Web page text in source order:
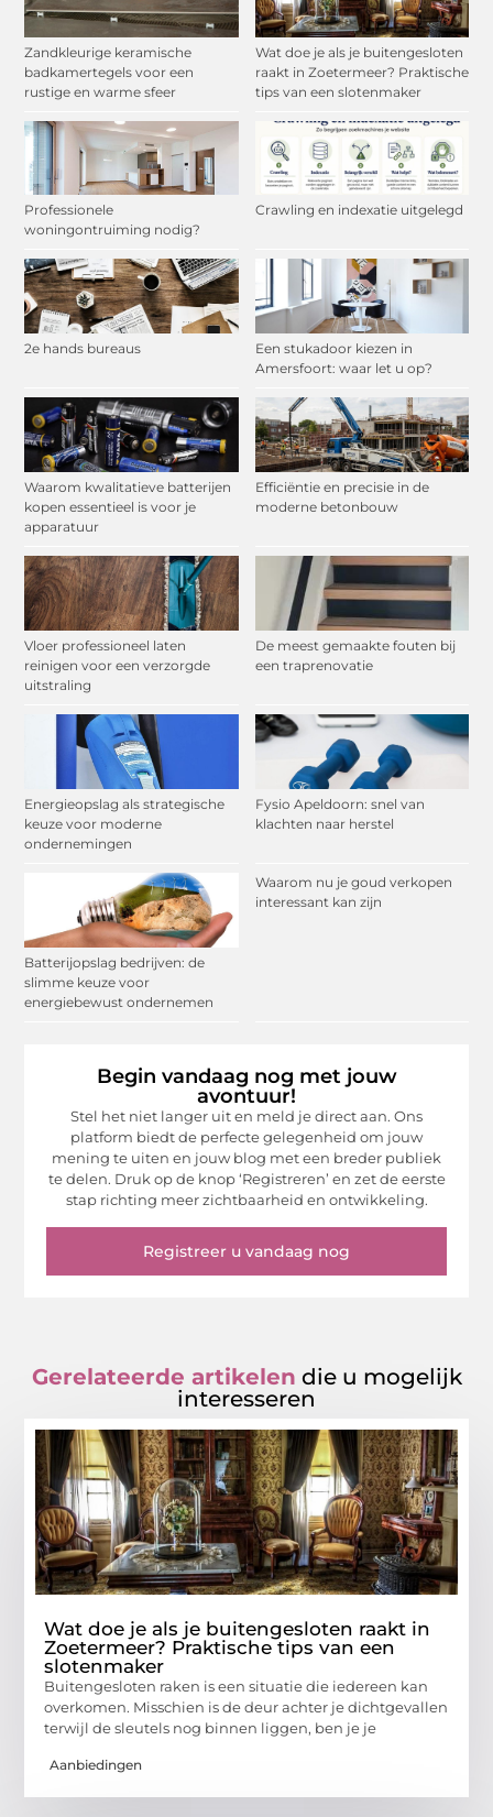
Zandkleurige keramische
badkamertegels voor een
rustige en warme sfeer
Wat doe je als je buitengesloten
raakt in Zoetermeer? Praktische
tips van een slotenmaker
Professionele
woningontruiming nodig?
Crawling en indexatie uitgelegd
2e hands bureaus
Een stukadoor kiezen in
Amersfoort: waar let u op?
Waarom kwalitatieve batterijen
kopen essentieel is voor je
apparatuur
Efficiëntie en precisie in de
moderne betonbouw
Vloer professioneel laten
reinigen voor een verzorgde
uitstraling
De meest gemaakte fouten bij
een traprenovatie
Energieopslag als strategische
keuze voor moderne
ondernemingen
Fysio Apeldoorn: snel van
klachten naar herstel
Batterijopslag bedrijven: de
slimme keuze voor
energiebewust ondernemen
Waarom nu je goud verkopen
interessant kan zijn
Begin vandaag nog met jouw
avontuur!
Stel het niet langer uit en meld je direct aan. Ons
platform biedt de perfecte gelegenheid om jouw
mening te uiten en jouw blog met een breder publiek
te delen. Druk op de knop ‘Registreren’ en zet de eerste
stap richting meer zichtbaarheid en ontwikkeling.
Registreer u vandaag nog
Gerelateerde artikelen die u mogelijk
interesseren
Wat doe je als je buitengesloten raakt in
Zoetermeer? Praktische tips van een
slotenmaker
Buitengesloten raken is een situatie die iedereen kan
overkomen. Misschien is de deur achter je dichtgevallen
terwijl de sleutels nog binnen liggen, ben je je
Aanbiedingen